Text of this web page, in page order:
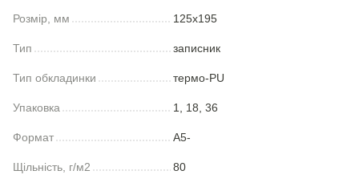
Розмір, мм 125x195
Тип записник
Тип обкладинки термо-PU
Упаковка 1, 18, 36
Формат A5-
Щільність, г/м2 80